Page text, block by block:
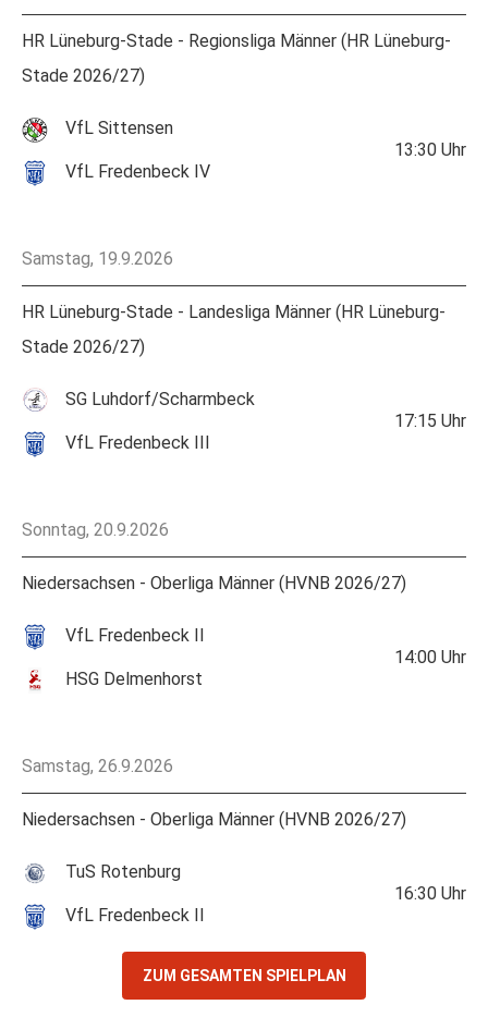
HR Lüneburg-Stade - Regionsliga Männer (HR Lüneburg-
Stade 2026/27)
VfL Sittensen
VfL Fredenbeck IV
13:30 Uhr
Samstag, 19.9.2026
HR Lüneburg-Stade - Landesliga Männer (HR Lüneburg-
Stade 2026/27)
SG Luhdorf/Scharmbeck
VfL Fredenbeck III
17:15 Uhr
Sonntag, 20.9.2026
Niedersachsen - Oberliga Männer (HVNB 2026/27)
VfL Fredenbeck II
HSG Delmenhorst
14:00 Uhr
Samstag, 26.9.2026
Niedersachsen - Oberliga Männer (HVNB 2026/27)
TuS Rotenburg
VfL Fredenbeck II
16:30 Uhr
ZUM GESAMTEN SPIELPLAN